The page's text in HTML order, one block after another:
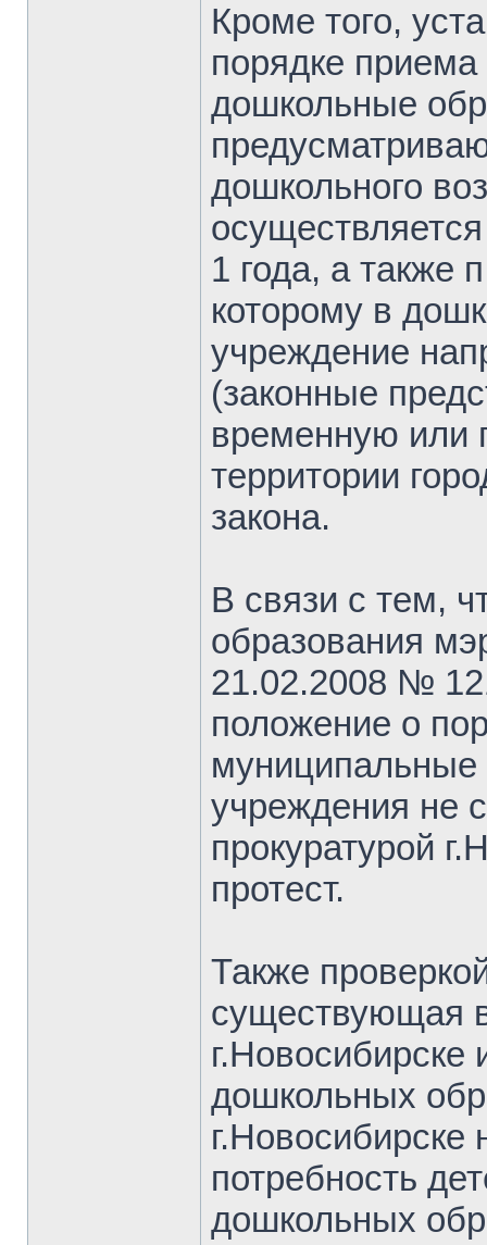
Кроме того,
порядке
дошкольные
дошкольного
1 года, а также
которому в
учреждение
(законные
временную или
территории
закона.
В связи с тем,
образования
21.02.2008 №
положение о
учреждения не
прокуратурой
протест.
Также
существующая
г.Новосибирске
дошкольных
г.Новосибирске
потребность
дошкольных